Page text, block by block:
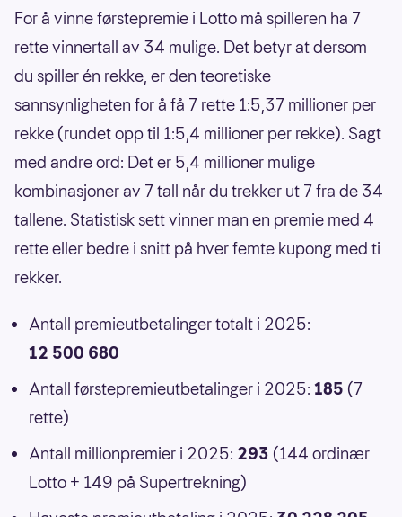
For å vinne førstepremie i Lotto må spilleren ha 7
rette vinnertall av 34 mulige. Det betyr at dersom
du spiller én rekke, er den teoretiske
sannsynligheten for å få 7 rette 1:5,37 millioner per
rekke (rundet opp til 1:5,4 millioner per rekke). Sagt
med andre ord: Det er 5,4 millioner mulige
kombinasjoner av 7 tall når du trekker ut 7 fra de 34
tallene. Statistisk sett vinner man en premie med 4
rette eller bedre i snitt på hver femte kupong med ti
rekker.
Antall premieutbetalinger totalt i 2025:
12 500 680
Antall førstepremieutbetalinger i 2025: 185 (7
rette)
Antall millionpremier i 2025: 293 (144 ordinær
Lotto + 149 på Supertrekning)